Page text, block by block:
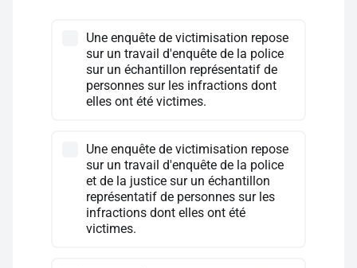
Une enquête de victimisation repose
sur un travail d'enquête de la police
sur un échantillon représentatif de
personnes sur les infractions dont
elles ont été victimes.
Une enquête de victimisation repose
sur un travail d'enquête de la police
et de la justice sur un échantillon
représentatif de personnes sur les
infractions dont elles ont été
victimes.